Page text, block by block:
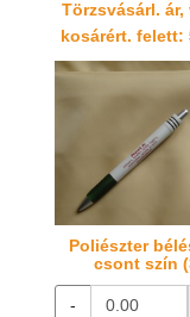
Törzsvásárl. ár,
kosárért. felett:
Poliészter
csont szín
-